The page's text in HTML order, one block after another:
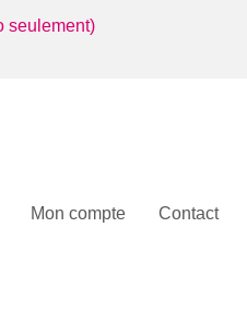
seulement)
Mon compte Contact